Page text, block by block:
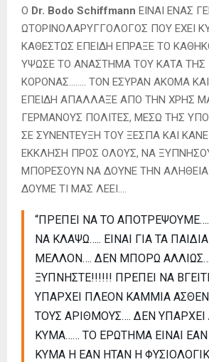
Ο Dr. Bodo Schiffmann ΕΙΝΑΙ ΕΝΑΣ
ΩΤΟΡΙΝΟΛΑΡΥΓΓΟΛΟΓΟΣ ΠΟΥ ΕΧΕΙ
ΚΑΘΕΣΤΩΣ ΕΠΕΙΔΗ ΕΠΡΑΞΕ ΤΟ
ΥΨΩΣΕ ΤΟ ΑΝΑΣΤΗΜΑ ΤΟΥ ΚΑΤΑ ΤΗΣ
ΚΟΡΟΝΑΣ…….. ΤΟΝ ΕΣΥΡΑΝ ΑΚΟΜΑ
ΕΠΕΙΔΗ ΑΠΑΛΛΑΞΕ ΑΠΟ ΤΗΝ ΧΡΗΣ
ΓΕΡΜΑΝΟΥΣ ΠΟΛΙΤΕΣ, ΜΕΣΩ ΤΗΣ
ΣΕ ΣΥΝΕΝΤΕΥΞΗ ΤΟΥ ΞΕΣΠΑ ΚΑΙ
ΕΚΚΛΗΣΗ ΠΡΟΣ ΟΛΟΥΣ, ΝΑ
ΜΠΟΡΕΣΟΥΝ ΝΑ ΔΟΥΝΕ ΤΗΝ
ΔΟΥΜΕ ΤΙ ΜΑΣ ΛΕΕΙ….
“ΠΡΕΠΕΙ ΝΑ ΤΟ
ΝΑ ΚΛΑΨΩ….. ΕΙΝΑΙ ΓΙΑ ΤΑ
ΜΕΛΛΟΝ…. ΔΕΝ ΜΠΟΡΩ
ΞΥΠΝΗΣΤΕ!!!!!! ΠΡΕΠΕΙ ΝΑ
ΥΠΑΡΧΕΙ ΠΛΕΟΝ ΚΑΜΜΙΑ
ΤΟΥΣ ΑΡΙΘΜΟΥΣ…. ΔΕΝ
ΚΥΜΑ…… ΤΟ ΕΡΩΤΗΜΑ ΕΙΝΑΙ
ΚΥΜΑ Η ΕΑΝ ΗΤΑΝ Η